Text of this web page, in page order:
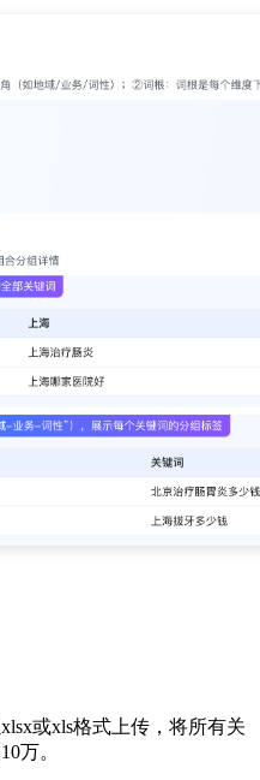
或xls格式上传，将所有关
万。